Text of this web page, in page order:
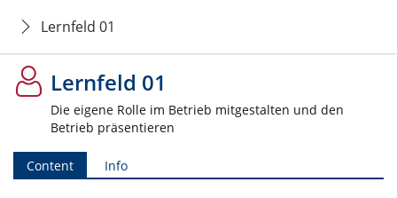
Lernfeld 01
Lernfeld 01
Die eigene Rolle im Betrieb mitgestalten und den
Betrieb präsentieren
Content Info